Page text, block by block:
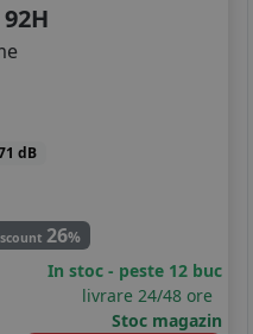
dB
26%
In stoc - peste 12 buc
livrare 24/48 ore
Stoc magazin